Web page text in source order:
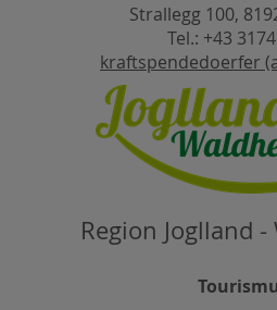
Strallegg 100,
Tel.: +43
kraftspendedoerfer
Region Joglland